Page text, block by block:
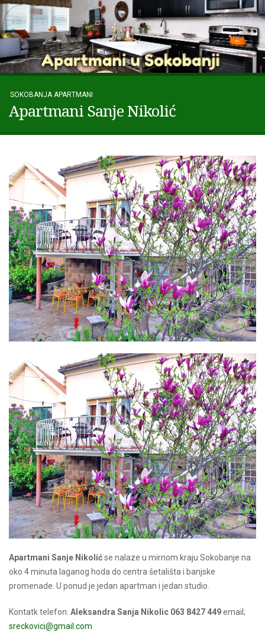
SOKOBANJA APARTMANI
Apartmani Sanje Nikolić
Apartmani Sanje Nikolićse nalaze u mirnom kraju Sokobanje na
oko 4 minuta laganog hoda do centra šetališta i banjske
promenade. U ponud je jedan apartman i jedan studio.
Kontatk telefon: Aleksandra Sanja Nikolic 063 8427 449email;
sreckovici@gmail.com